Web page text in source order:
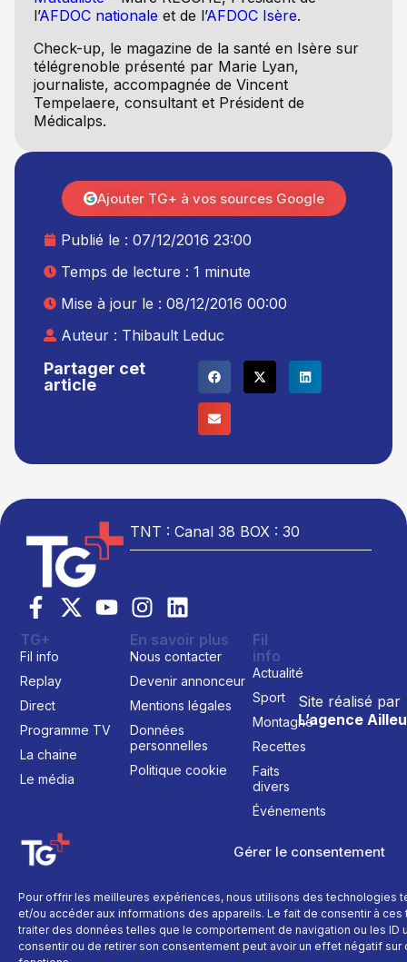
Gérer le consentement
Pour offrir les meilleures expériences, nous utilisons des technologies
et/ou accéder aux informations des appareils. Le fait de consentir à
traiter des données telles que le comportement de navigation ou les ID
consentir ou de retirer son consentement peut avoir un effet négatif
l’AFDOC nationale et de l’AFDOC Isère.
Check-up, le magazine de la santé en Isère sur
télégrenoble présenté par Marie Lyan,
journaliste, accompagnée de Vincent
Tempelaere, consultant et Président de
Médicalps.
Partager cet
article
Publié le : 07/12/2016 23:00
Temps de lecture : 1 minute
Mise à jour le : 08/12/2016 00:00
Auteur : Thibault Leduc
Ajouter TG+ à vos sources Google
TNT : Canal 38 BOX : 30
Site réalisé par
L’agence
TG+
Fil info
Replay
Direct
Programme TV
La chaine
Le média
En savoir plus
Nous contacter
Devenir annonceur
Mentions légales
Données
personnelles
Politique cookie
Fil
info
Actualité
Sport
Montagne
Recettes
Faits
divers
Événements
Politique